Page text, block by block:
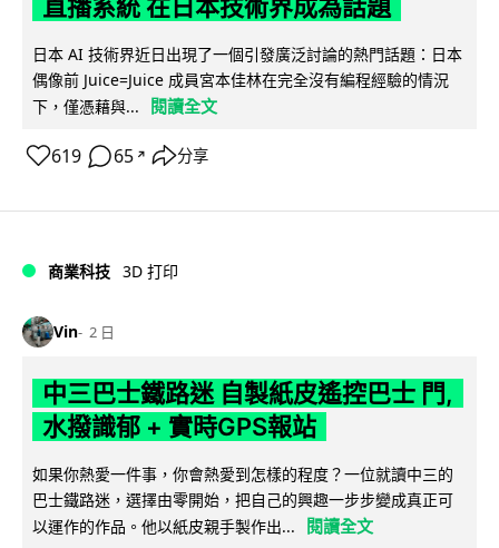
直播系統 在日本技術界成為話題
日本 AI 技術界近日出現了一個引發廣泛討論的熱門話題：日本
偶像前 Juice=Juice 成員宮本佳林在完全沒有編程經驗的情況
下，僅憑藉與...
閱讀全文
619 65 ↗ 分享
商業科技 3D 打印
Vin 2 日
中三巴士鐵路迷 自製紙皮遙控巴士 門,
水撥識郁 + 實時GPS報站
如果你熱愛一件事，你會熱愛到怎樣的程度？一位就讀中三的
巴士鐵路迷，選擇由零開始，把自己的興趣一步步變成真正可
以運作的作品。他以紙皮親手製作出...
閱讀全文